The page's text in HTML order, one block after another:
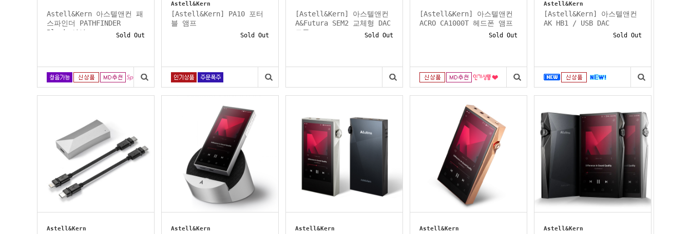
Astell&Kern 아스텔앤컨 패
스파인더 PATHFINDER
Black 이어...
Sold Out
Astell&Kern
[Astell&Kern] PA10 포터
블 앰프
Sold Out
[Astell&Kern] 아스텔앤컨
A&Futura SEM2 교체형 DAC
모듈
Sold Out
[Astell&Kern] 아스텔앤컨
ACRO CA1000T 헤드폰 앰프
Sold Out
Astell&Kern
[Astell&Kern] 아스텔앤컨
AK HB1 / USB DAC
Sold Out
Astell&Kern Astell&Kern Astell&Kern Astell&Kern Astell&Kern